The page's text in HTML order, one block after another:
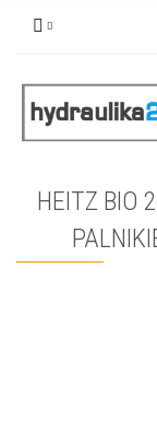
HEITZ BIO